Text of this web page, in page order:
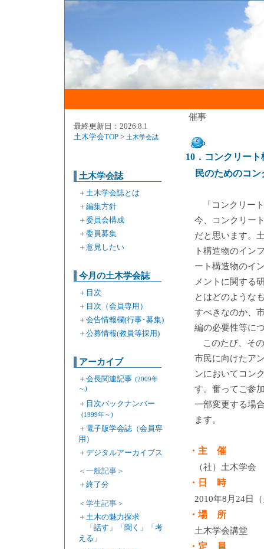
最終更新日：2026.8.1
土木学会TOP > 土木学会誌
土木学会誌
＋ 土木学会誌とは
＋ 編集方針
＋ 委員会構成
＋ 委員募集
＋ 意見したい
今月の土木学会誌
＋ 目次
＋ 目次（会員専用）
＋ 会告情報欄(行事･募集)
＋ 公募情報(教員等採用)
アーカイブ
＋ 会長関連記事 (2009年
～)
＋ 目次バックナンバー
(1999年～)
＋ 電子版学会誌（会員専
用）
＋ デジタルアーカイブス
＜一般記事＞
＋ 終了分
＜学生記事＞
＋ 土木の魅力探求
「話す」「聞く」「考
える」
催事
10．コンクリー
民のためのコ
「コンクリー
今、コンクリー
だと思います。
ト構造物のイン
ート構造物のイ
メントに関する
とはどのような
すべきなのか、
編の必要性等に
このたび、そ
市民に向けたア
ンにおいてコン
す。奮ってご参
一部変更する場
ます。
・主 催
（社）土木学会
・日 時
2010年8月24日
・場 所
土木学会講堂
・定 員